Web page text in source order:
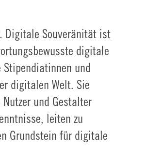
Digitale Souveränität ist
digitale
und
digitalen Welt. Sie
und Gestalter
leiten zu
Grundstein für digitale